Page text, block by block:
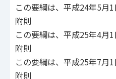
この要綱は、平成24年5月1
附則
この要綱は、平成25年4月1
附則
この要綱は、平成25年7月1
附則